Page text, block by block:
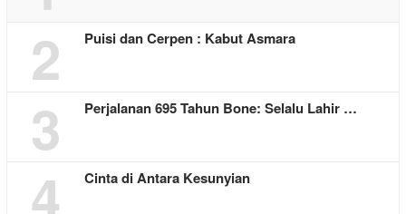
2 Puisi dan Cerpen : Kabut Asmara
3 Perjalanan 695 Tahun Bone: Selalu Lahir …
4 Cinta di Antara Kesunyian